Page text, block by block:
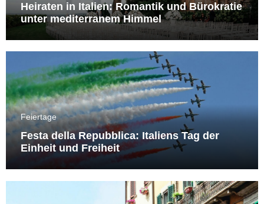
Heiraten in Italien: Romantik und Bürokratie
unter mediterranem Himmel
Feiertage
Festa della Repubblica: Italiens Tag der
Einheit und Freiheit